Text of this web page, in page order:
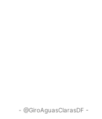
- @GiroAguasClarasDF -